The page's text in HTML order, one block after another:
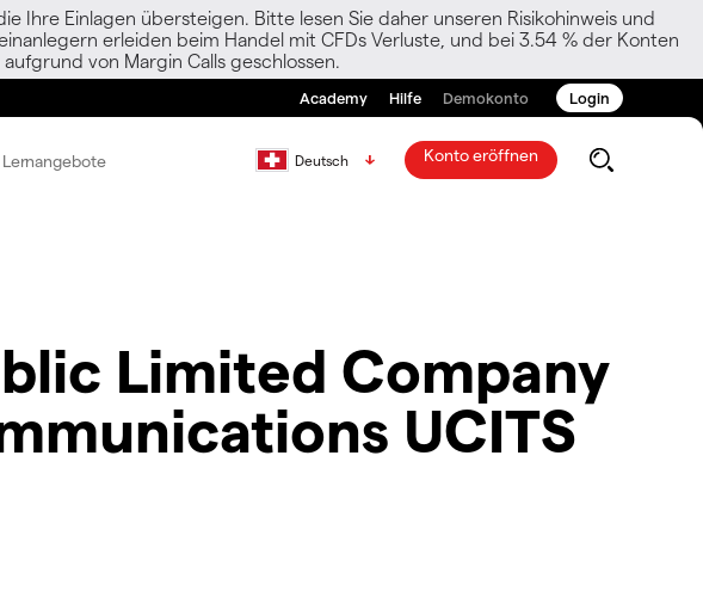
Ihre Einlagen übersteigen. Bitte lesen Sie daher unseren Risikohinweis und
erleiden beim Handel mit CFDs Verluste, und bei 3.54 % der Konten
von Margin Calls geschlossen.
Academy Hilfe Demokonto Login
Lernangebote Deutsch Konto eröffnen
Limited Company
UCITS